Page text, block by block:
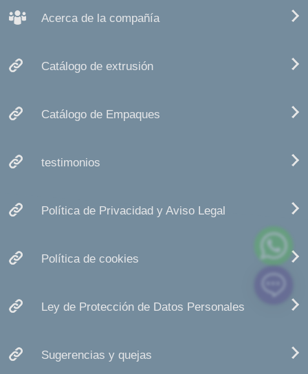
Acerca de la compañía
Catálogo de extrusión
Catálogo de Empaques
testimonios
Política de Privacidad y Aviso Legal
Política de cookies
Ley de Protección de Datos Personales
Sugerencias y quejas